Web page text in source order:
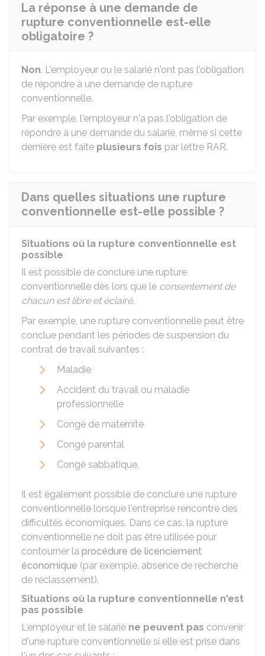
La réponse à une demande de
rupture conventionnelle est-elle
obligatoire ?
Non. L'employeur ou le salarié n'ont pas l'obligation
de répondre à une demande de rupture
conventionnelle.
Par exemple, l'employeur n'a pas l'obligation de
répondre à une demande du salarié, même si cette
dernière est faite plusieurs fois par lettre RAR.
Dans quelles situations une rupture
conventionnelle est-elle possible ?
Situations où la rupture conventionnelle est
possible
Il est possible de conclure une rupture
conventionnelle dès lors que le consentement de
chacun est libre et éclairé.
Par exemple, une rupture conventionnelle peut être
conclue pendant les périodes de suspension du
contrat de travail suivantes :
Maladie
Accident du travail ou maladie
professionnelle
Congé de maternité
Congé parental
Congé sabbatique.
Il est également possible de conclure une rupture
conventionnelle lorsque l'entreprise rencontre des
difficultés économiques. Dans ce cas, la rupture
conventionnelle ne doit pas être utilisée pour
contourner la procédure de licenciement
économique (par exemple, absence de recherche
de reclassement).
Situations où la rupture conventionnelle n'est
pas possible
L'employeur et le salarié ne peuvent pas convenir
d'une rupture conventionnelle si elle est prise dans